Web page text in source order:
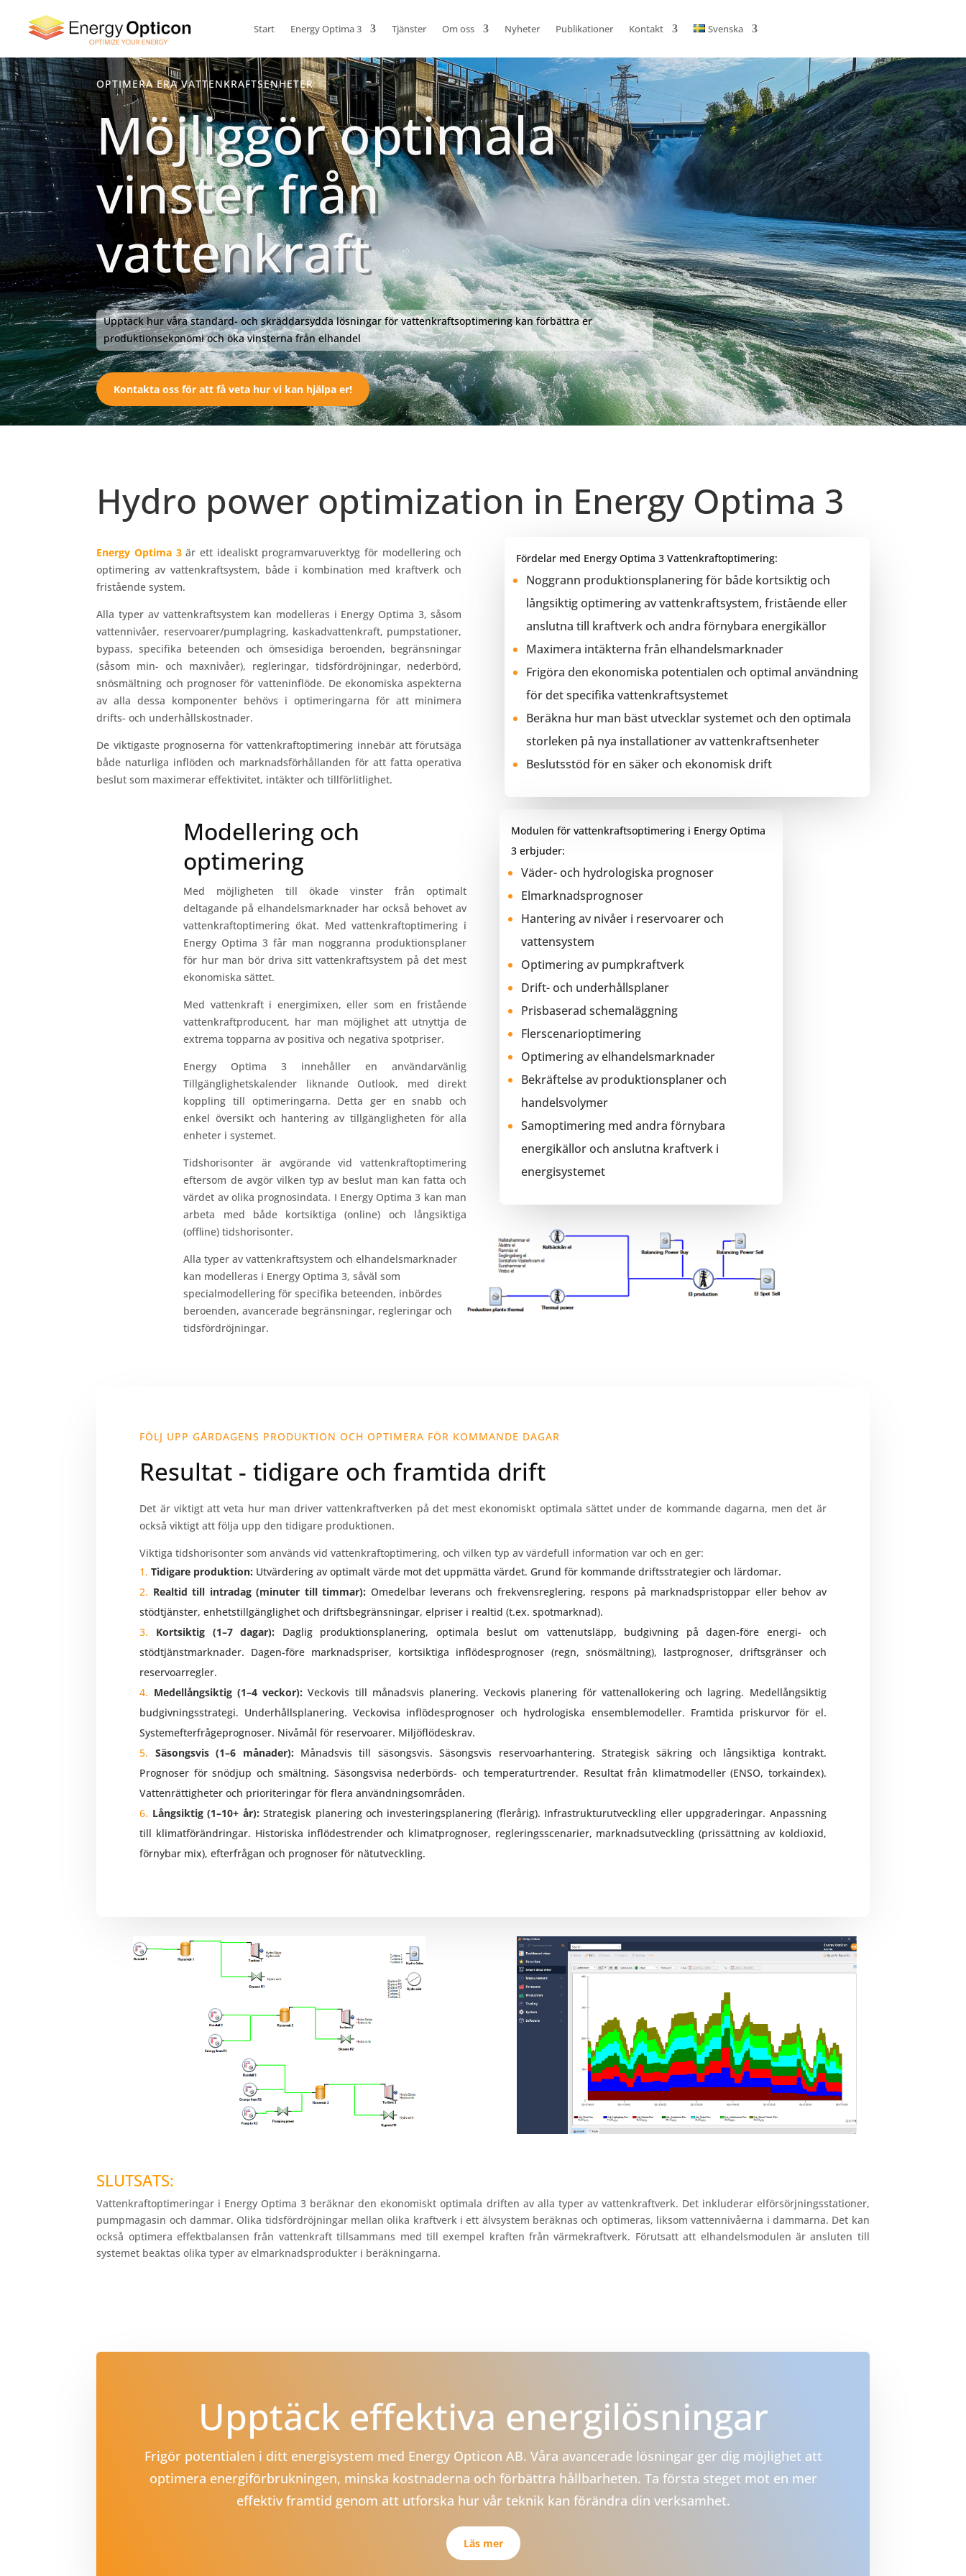
Start Energy Optima 3 Tjänster Om oss Nyheter Publikationer Kontakt Svenska
OPTIMERA ERA VATTENKRAFTSENHETER
Möjliggör optimala
vinster från
vattenkraft
Upptäck hur våra standard- och skräddarsydda lösningar för vattenkraftsoptimering kan förbättra er
produktionsekonomi och öka vinsterna från elhandel
Kontakta oss för att få veta hur vi kan hjälpa er!
Hydro power optimization in Energy Optima 3
Energy Optima 3är ett idealiskt programvaruverktyg för modellering och
optimering av vattenkraftsystem, både i kombination med kraftverk och
fristående system.
Alla typer av vattenkraftsystem kan modelleras i Energy Optima 3, såsom
vattennivåer, reservoarer/pumplagring, kaskadvattenkraft, pumpstationer,
bypass, specifika beteenden och ömsesidiga beroenden, begränsningar
(såsom min- och maxnivåer), regleringar, tidsfördröjningar, nederbörd,
snösmältning och prognoser för vatteninflöde. De ekonomiska aspekterna
av alla dessa komponenter behövs i optimeringarna för att minimera
drifts- och underhållskostnader.
De viktigaste prognoserna för vattenkraftoptimering innebär att förutsäga
både naturliga inflöden och marknadsförhållanden för att fatta operativa
beslut som maximerar effektivitet, intäkter och tillförlitlighet.
Fördelar med Energy Optima 3 Vattenkraftoptimering:
Noggrann produktionsplanering för både kortsiktig och
långsiktig optimering av vattenkraftsystem, fristående eller
anslutna till kraftverk och andra förnybara energikällor
Maximera intäkterna från elhandelsmarknader
Frigöra den ekonomiska potentialen och optimal användning
för det specifika vattenkraftsystemet
Beräkna hur man bäst utvecklar systemet och den optimala
storleken på nya installationer av vattenkraftsenheter
Beslutsstöd för en säker och ekonomisk drift
Modellering och
optimering
Med möjligheten till ökade vinster från optimalt
deltagande på elhandelsmarknader har också behovet av
vattenkraftoptimering ökat. Med vattenkraftoptimering i
Energy Optima 3 får man noggranna produktionsplaner
för hur man bör driva sitt vattenkraftsystem på det mest
ekonomiska sättet.
Med vattenkraft i energimixen, eller som en fristående
vattenkraftproducent, har man möjlighet att utnyttja de
extrema topparna av positiva och negativa spotpriser.
Energy Optima 3 innehåller en användarvänlig
Tillgänglighetskalender liknande Outlook, med direkt
koppling till optimeringarna. Detta ger en snabb och
enkel översikt och hantering av tillgängligheten för alla
enheter i systemet.
Tidshorisonter är avgörande vid vattenkraftoptimering
eftersom de avgör vilken typ av beslut man kan fatta och
värdet av olika prognosindata. I Energy Optima 3 kan man
arbeta med både kortsiktiga (online) och långsiktiga
(offline) tidshorisonter.
Alla typer av vattenkraftsystem och elhandelsmarknader
kan modelleras i Energy Optima 3, såväl som
specialmodellering för specifika beteenden, inbördes
beroenden, avancerade begränsningar, regleringar och
tidsfördröjningar.
Modulen för vattenkraftsoptimering i Energy Optima
3 erbjuder:
Väder- och hydrologiska prognoser
Elmarknadsprognoser
Hantering av nivåer i reservoarer och
vattensystem
Optimering av pumpkraftverk
Drift- och underhållsplaner
Prisbaserad schemaläggning
Flerscenarioptimering
Optimering av elhandelsmarknader
Bekräftelse av produktionsplaner och
handelsvolymer
Samoptimering med andra förnybara
energikällor och anslutna kraftverk i
energisystemet
FÖLJ UPP GÅRDAGENS PRODUKTION OCH OPTIMERA FÖR KOMMANDE DAGAR
Resultat - tidigare och framtida drift
Det är viktigt att veta hur man driver vattenkraftverken på det mest ekonomiskt optimala sättet under de kommande dagarna, men det är
också viktigt att följa upp den tidigare produktionen.
Viktiga tidshorisonter som används vid vattenkraftoptimering, och vilken typ av värdefull information var och en ger:
Tidigare produktion: Utvärdering av optimalt värde mot det uppmätta värdet. Grund för kommande driftsstrategier och lärdomar.
Realtid till intradag (minuter till timmar): Omedelbar leverans och frekvensreglering, respons på marknadspristoppar eller behov av
stödtjänster, enhetstillgänglighet och driftsbegränsningar, elpriser i realtid (t.ex. spotmarknad).
Kortsiktig (1–7 dagar): Daglig produktionsplanering, optimala beslut om vattenutsläpp, budgivning på dagen-före energi- och
stödtjänstmarknader. Dagen-före marknadspriser, kortsiktiga inflödesprognoser (regn, snösmältning), lastprognoser, driftsgränser och
reservoarregler.
Medellångsiktig (1–4 veckor): Veckovis till månadsvis planering. Veckovis planering för vattenallokering och lagring. Medellångsiktig
budgivningsstrategi. Underhållsplanering. Veckovisa inflödesprognoser och hydrologiska ensemblemodeller. Framtida priskurvor för el.
Systemefterfrågeprognoser. Nivåmål för reservoarer. Miljöflödeskrav.
Säsongsvis (1–6 månader): Månadsvis till säsongsvis. Säsongsvis reservoarhantering. Strategisk säkring och långsiktiga kontrakt.
Prognoser för snödjup och smältning. Säsongsvisa nederbörds- och temperaturtrender. Resultat från klimatmodeller (ENSO, torkaindex).
Vattenrättigheter och prioriteringar för flera användningsområden.
Långsiktig (1–10+ år): Strategisk planering och investeringsplanering (flerårig). Infrastrukturutveckling eller uppgraderingar. Anpassning
till klimatförändringar. Historiska inflödestrender och klimatprognoser, regleringsscenarier, marknadsutveckling (prissättning av koldioxid,
förnybar mix), efterfrågan och prognoser för nätutveckling.
SLUTSATS:
Vattenkraftoptimeringar i Energy Optima 3 beräknar den ekonomiskt optimala driften av alla typer av vattenkraftverk. Det inkluderar elförsörjningsstationer,
pumpmagasin och dammar. Olika tidsfördröjningar mellan olika kraftverk i ett älvsystem beräknas och optimeras, liksom vattennivåerna i dammarna. Det kan
också optimera effektbalansen från vattenkraft tillsammans med till exempel kraften från värmekraftverk. Förutsatt att elhandelsmodulen är ansluten till
systemet beaktas olika typer av elmarknadsprodukter i beräkningarna.
Upptäck effektiva energilösningar
Frigör potentialen i ditt energisystem med Energy Opticon AB. Våra avancerade lösningar ger dig möjlighet att
optimera energiförbrukningen, minska kostnaderna och förbättra hållbarheten. Ta första steget mot en mer
effektiv framtid genom att utforska hur vår teknik kan förändra din verksamhet.
Läs mer